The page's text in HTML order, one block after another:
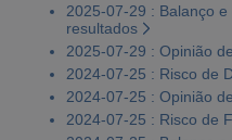
2025-07-29 : Balanço
resultados
2025-07-29 : Opinião
2024-07-25 : Risco de
2024-07-25 : Opinião
2024-07-25 : Risco de